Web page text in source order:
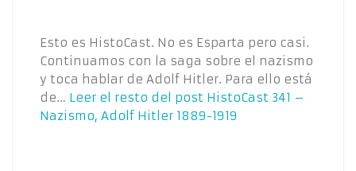
Esto es HistoCast. No es Esparta pero casi.
Continuamos con la saga sobre el nazismo
y toca hablar de Adolf Hitler. Para ello está
de… Leer el resto del post HistoCast 341 –
Nazismo, Adolf Hitler 1889-1919